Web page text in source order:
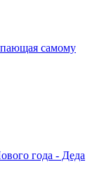
самому
года - Деда